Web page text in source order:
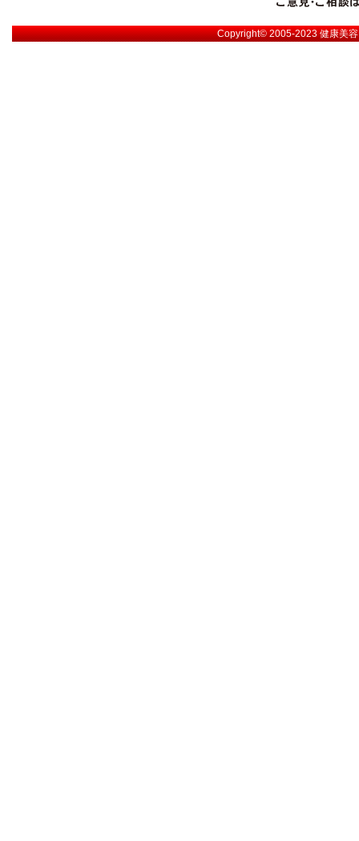
Copyright© 2005-2023健康美